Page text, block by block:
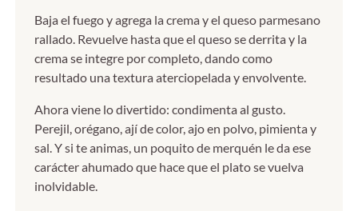
Baja el fuego y agrega la crema y el queso parmesano
rallado. Revuelve hasta que el queso se derrita y la
crema se integre por completo, dando como
resultado una textura aterciopelada y envolvente.
Ahora viene lo divertido: condimenta al gusto.
Perejil, orégano, ají de color, ajo en polvo, pimienta y
sal. Y si te animas, un poquito de merquén le da ese
carácter ahumado que hace que el plato se vuelva
inolvidable.